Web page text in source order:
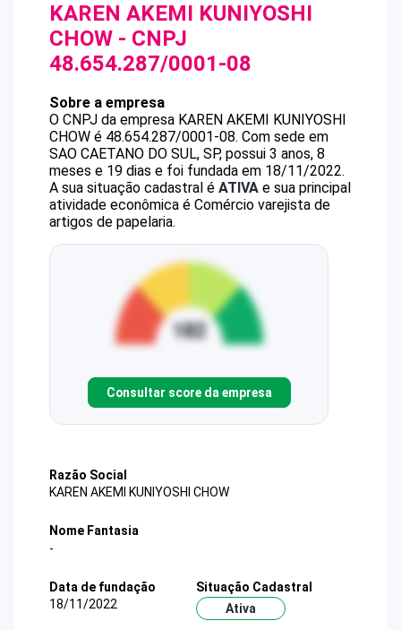
KAREN AKEMI KUNIYOSHI
CHOW - CNPJ
48.654.287/0001-08
Sobre a empresa
O CNPJ da empresa KAREN AKEMI KUNIYOSHI
CHOW é 48.654.287/0001-08. Com sede em
SAO CAETANO DO SUL, SP, possui 3 anos, 8
meses e 19 dias e foi fundada em 18/11/2022.
A sua situação cadastral é ATIVA e sua principal
atividade econômica é Comércio varejista de
artigos de papelaria.
Consultar score da empresa
Razão Social
KAREN AKEMI KUNIYOSHI CHOW
Nome Fantasia
-
Data de fundação
18/11/2022
Situação Cadastral
Ativa